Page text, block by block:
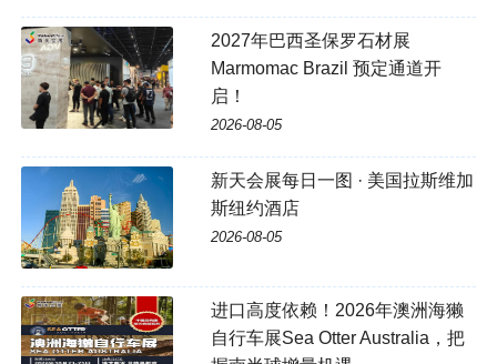
2027年巴西圣保罗石材展
Marmomac Brazil 预定通道开
启！
2026-08-05
新天会展每日一图 · 美国拉斯维加
斯纽约酒店
2026-08-05
进口高度依赖！2026年澳洲海獭
自行车展Sea Otter Australia，把